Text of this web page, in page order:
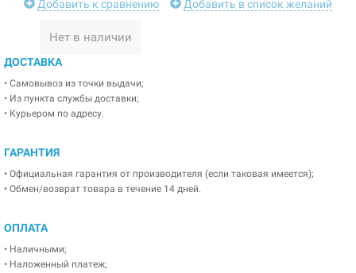
Добавить к сравнению
Добавить в список желаний
Нет в наличии
ДОСТАВКА
• Самовывоз из точки выдачи;
• Из пункта службы доставки;
• Курьером по адресу.
ГАРАНТИЯ
• Официальная гарантия от производителя (если таковая имеется);
• Обмен/возврат товара в течение 14 дней.
ОПЛАТА
• Наличными;
• Наложенный платеж;